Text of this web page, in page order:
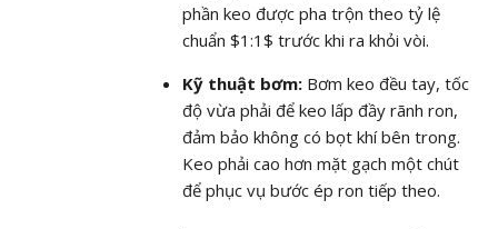
phần keo được pha trộn theo tỷ lệ
chuẩn $1:1$ trước khi ra khỏi vòi.
Kỹ thuật bơm:Bơm keo đều tay, tốc
độ vừa phải để keo lấp đầy rãnh ron,
đảm bảo không có bọt khí bên trong.
Keo phải cao hơn mặt gạch một chút
để phục vụ bước ép ron tiếp theo.